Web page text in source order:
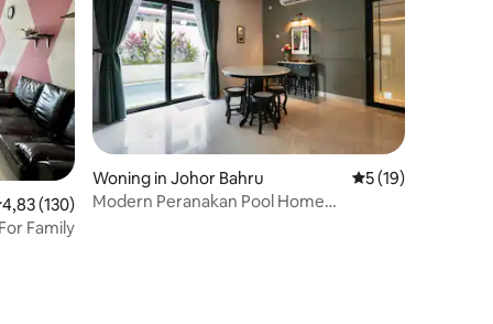
beoordeling van 4,83 uit 5, 130 recensies
4,83 (130)
Family
Woning in Johor Bahru Gemiddelde
5 (19)
Modern Peranakan Pool Home